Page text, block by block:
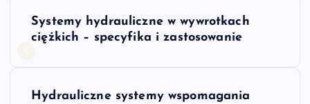
NSystemy hydrauliczne w wywrotkach
ciężkich – specyfika i zastosowanie
Hydrauliczne systemy wspomagania